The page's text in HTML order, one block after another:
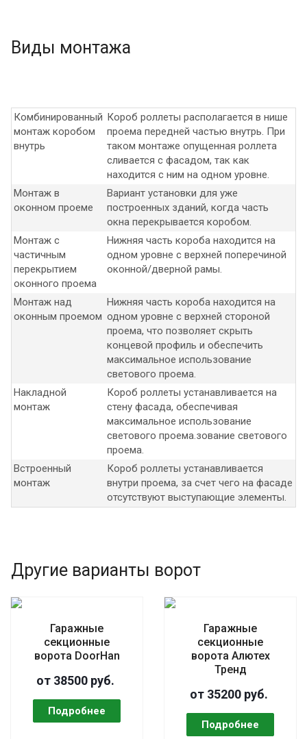
Виды монтажа
Комбинированный
монтаж коробом
внутрь
Короб роллеты располагается в нише
проема передней частью внутрь. При
таком монтаже опущенная роллета
сливается с фасадом, так как
находится с ним на одном уровне.
Монтаж в
оконном проеме
Вариант установки для уже
построенных зданий, когда часть
окна перекрывается коробом.
Монтаж с
частичным
перекрытием
оконного проема
Нижняя часть короба находится на
одном уровне с верхней поперечиной
оконной/дверной рамы.
Монтаж над
оконным проемом
Нижняя часть короба находится на
одном уровне с верхней стороной
проема, что позволяет скрыть
концевой профиль и обеспечить
максимальное использование
светового проема.
Накладной
монтаж
Короб роллеты устанавливается на
стену фасада, обеспечивая
максимальное использование
светового проема.зование светового
проема.
Встроенный
монтаж
Короб роллеты устанавливается
внутри проема, за счет чего на фасаде
отсутствуют выступающие элементы.
Другие варианты ворот
Гаражные
секционные
ворота DoorHan
от 38500 руб.
Гаражные
секционные
ворота Алютех
Тренд
от 35200 руб.